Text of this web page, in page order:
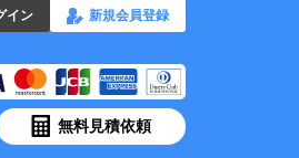
イン 新規会員登録
無料見積依頼